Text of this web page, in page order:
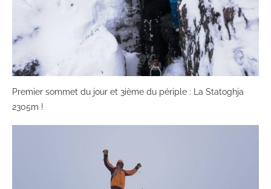
Premier sommet du jour et 3ième du périple : La Statoghja
2305m !